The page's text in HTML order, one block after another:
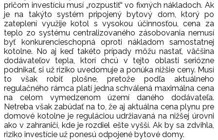
pričom investíciu musí „rozpustiť“ vo fixných nákladoch. Ak
je na takýto systém pripojený bytový dom, ktorý po
zateplení využije kotol s vysokou účinnosťou, cena za
teplo zo systému centralizovaného zásobovania nemusí
byť konkurencieschopná oproti nákladom samostatnej
kotolne. No aj keď takéto prípady môžu nastať, väčšina
dodávateľov tepla, ktorí chcú v tejto oblasti seriózne
podnikať, si už riziko uvedomuje a ponúka nižšie ceny. Musí
to však robiť plošne, pretože podľa aktuálneho
regulačného rámca platí jedna schválená maximálna cena
na celom vymedzenom území daného dodávateľa.
Netreba však zabúdať na to, že aj aktuálna cena plynu pre
domové kotolne je reguláciou udržiavaná na nižšej úrovni
ako v zahraničí, kde je rozdiel ešte vyšší. Ak by sa zdvihla,
riziko investície už ponesú odpojené bytové domy.